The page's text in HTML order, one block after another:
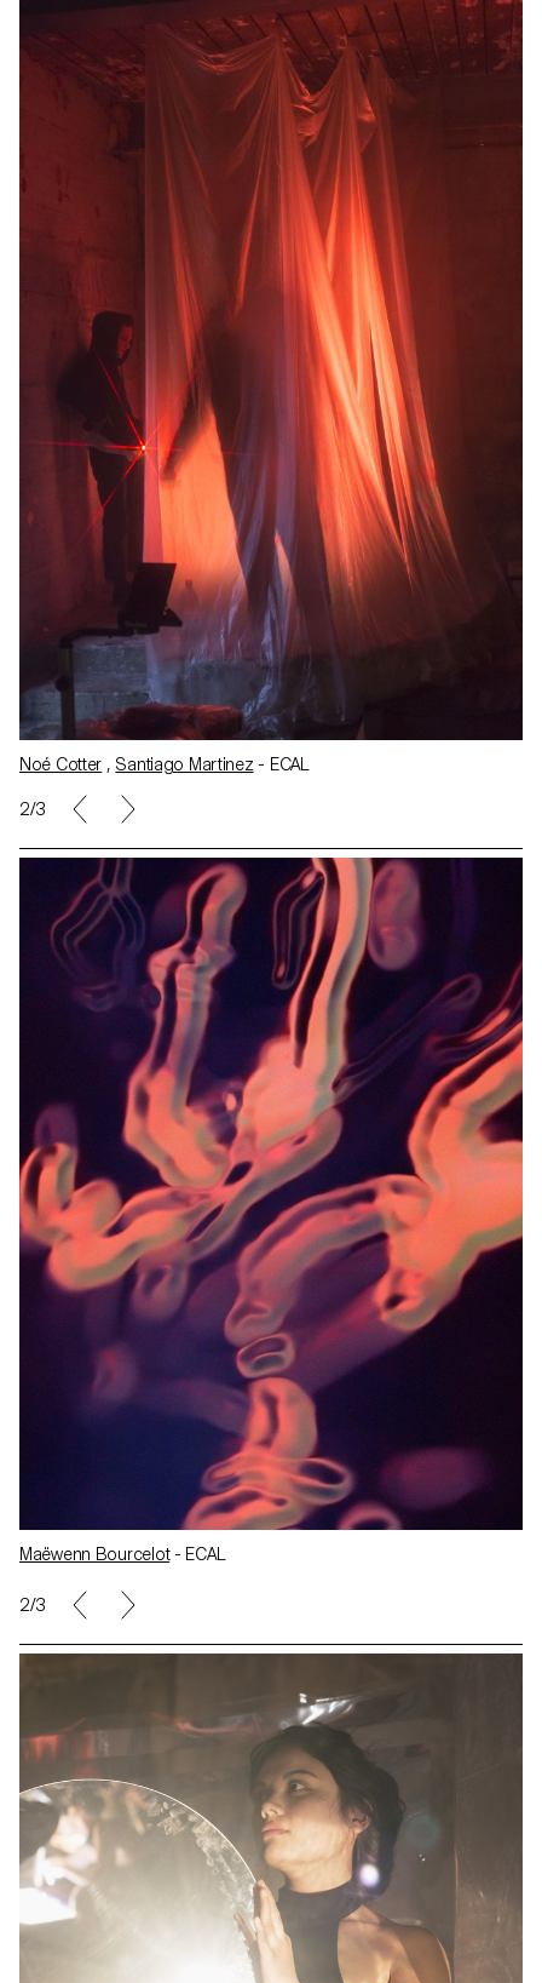
Noé Cotter , Santiago Martinez - ECAL
2/3
Maëwenn Bourcelot- ECAL
2/3